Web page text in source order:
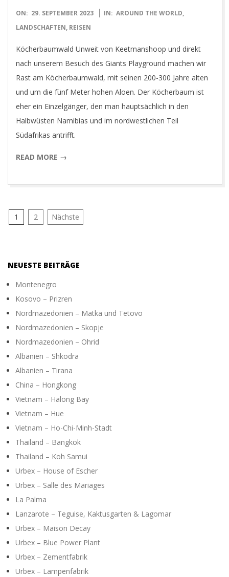
2023-
09-
ON: 29. SEPTEMBER 2023 IN: AROUND THE WORLD,
LANDSCHAFTEN, REISEN
Köcherbaumwald Unweit von Keetmanshoop und direkt
nach unserem Besuch des Giants Playground machen wir
Rast am Köcherbaumwald, mit seinen 200-300 Jahre alten
und um die fünf Meter hohen Aloen. Der Köcherbaum ist
eher ein Einzelgänger, den man hauptsächlich in den
Halbwüsten Namibias und im nordwestlichen Teil
Südafrikas antrifft.
READ MORE →
Seitennummerierung
1 2 Nächste
NEUESTE BEITRÄGE
Montenegro
Kosovo – Prizren
Nordmazedonien – Matka und Tetovo
Nordmazedonien – Skopje
Nordmazedonien – Ohrid
Albanien – Shkodra
Albanien – Tirana
China – Hongkong
Vietnam – Halong Bay
Vietnam – Hue
Vietnam – Ho-Chi-Minh-Stadt
Thailand – Bangkok
Thailand – Koh Samui
Urbex – House of Escher
Urbex – Salle des Mariages
La Palma
Lanzarote – Teguise, Kaktusgarten & Lagomar
Urbex – Maison Decay
Urbex – Blue Power Plant
Urbex – Zementfabrik
Urbex – Lampenfabrik